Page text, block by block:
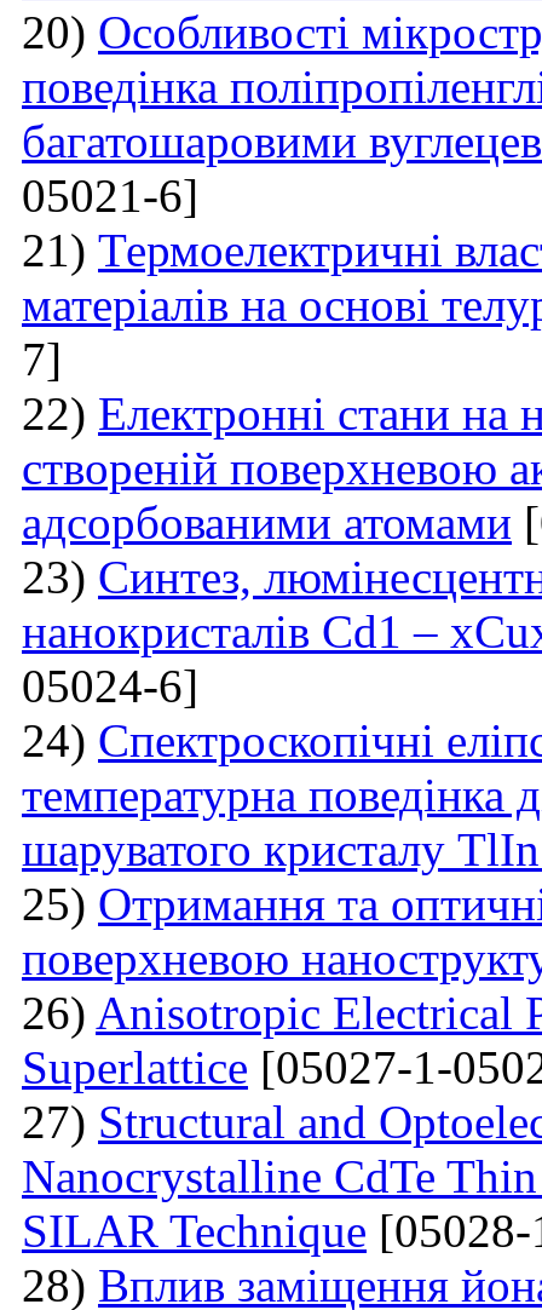
20) Особливості
поведінка
багатошаровими
05021-6]
21) Термоелектричні
матеріалів на основі
7]
22) Електронні стани на
створеній поверхневою
адсорбованими атомами
23) Синтез,
нанокристалів Cd1 –
05024-6]
24) Спектроскопічні
температурна поведінка
шаруватого кристалу
25) Отримання та
поверхневою
26) Anisotropic Electrical
Superlattice [05027-1-
27) Structural and
Nanocrystalline CdTe
SILAR Technique
28) Вплив заміщення